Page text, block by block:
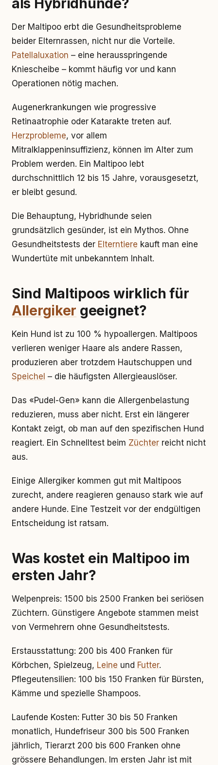
als Hybridhunde?
Der Maltipoo erbt die Gesundheitsprobleme
beider Elternrassen, nicht nur die Vorteile.
Patellaluxation – eine herausspringende
Kniescheibe – kommt häufig vor und kann
Operationen nötig machen.
Augenerkrankungen wie progressive
Retinaatrophie oder Katarakte treten auf.
Herzprobleme, vor allem
Mitralklappeninsuffizienz, können im Alter zum
Problem werden. Ein Maltipoo lebt
durchschnittlich 12 bis 15 Jahre, vorausgesetzt,
er bleibt gesund.
Die Behauptung, Hybridhunde seien
grundsätzlich gesünder, ist ein Mythos. Ohne
Gesundheitstests der Elterntiere kauft man eine
Wundertüte mit unbekanntem Inhalt.
Sind Maltipoos wirklich für
Allergiker geeignet?
Kein Hund ist zu 100 % hypoallergen. Maltipoos
verlieren weniger Haare als andere Rassen,
produzieren aber trotzdem Hautschuppen und
Speichel – die häufigsten Allergieauslöser.
Das «Pudel-Gen» kann die Allergenbelastung
reduzieren, muss aber nicht. Erst ein längerer
Kontakt zeigt, ob man auf den spezifischen Hund
reagiert. Ein Schnelltest beim Züchter reicht nicht
aus.
Einige Allergiker kommen gut mit Maltipoos
zurecht, andere reagieren genauso stark wie auf
andere Hunde. Eine Testzeit vor der endgültigen
Entscheidung ist ratsam.
Was kostet ein Maltipoo im
ersten Jahr?
Welpenpreis: 1500 bis 2500 Franken bei seriösen
Züchtern. Günstigere Angebote stammen meist
von Vermehrern ohne Gesundheitstests.
Erstausstattung: 200 bis 400 Franken für
Körbchen, Spielzeug, Leine und Futter.
Pflegeutensilien: 100 bis 150 Franken für Bürsten,
Kämme und spezielle Shampoos.
Laufende Kosten: Futter 30 bis 50 Franken
monatlich, Hundefriseur 300 bis 500 Franken
jährlich, Tierarzt 200 bis 600 Franken ohne
grössere Behandlungen. Im ersten Jahr ist mit